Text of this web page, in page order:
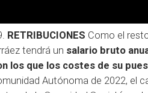
RETRIBUCIONES Como el
tendrá un salario bruto
los que los costes de su
Autónoma de 2022, el